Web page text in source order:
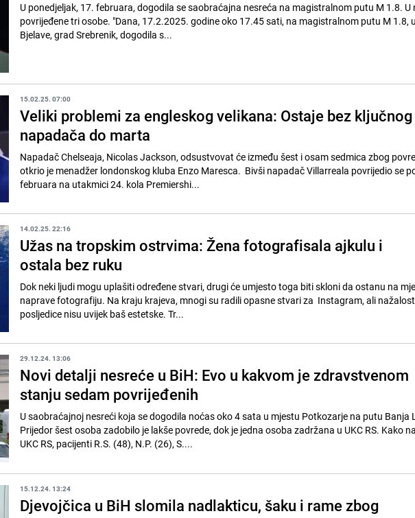
U ponedjeljak, 17. februara, dogodila se saobraćajna nesreća na magistralnom putu M 1.8. U
povrijeđene tri osobe. "Dana, 17.2.2025. godine oko 17.45 sati, na magistralnom putu M 1.8,
Bjelave, grad Srebrenik, dogodila s...
15.02.25. 07:00
Veliki problemi za engleskog velikana: Ostaje bez ključnog
napadača do marta
Napadač Chelseaja, Nicolas Jackson, odsustvovat će između šest i osam sedmica zbog
otkrio je menadžer londonskog kluba Enzo Maresca. Bivši napadač Villarreala povrijedio se
februara na utakmici 24. kola Premiershi...
14.02.25. 22:16
Užas na tropskim ostrvima: Žena fotografisala ajkulu i
ostala bez ruku
Dok neki ljudi mogu uplašiti određene stvari, drugi će umjesto toga biti skloni da ostanu na
naprave fotografiju. Na kraju krajeva, mnogi su radili opasne stvari za Instagram, ali
posljedice nisu uvijek baš estetske. Tr...
29.12.24. 13:06
Novi detalji nesreće u BiH: Evo u kakvom je zdravstvenom
stanju sedam povrijeđenih
U saobraćajnoj nesreći koja se dogodila noćas oko 4 sata u mjestu Potkozarje na putu Banja
Prijedor šest osoba zadobilo je lakše povrede, dok je jedna osoba zadržana u UKC RS. Kako
UKC RS, pacijenti R.S. (48), N.P. (26), S....
15.12.24. 13:24
Djevojčica u BiH slomila nadlakticu, šaku i rame zbog